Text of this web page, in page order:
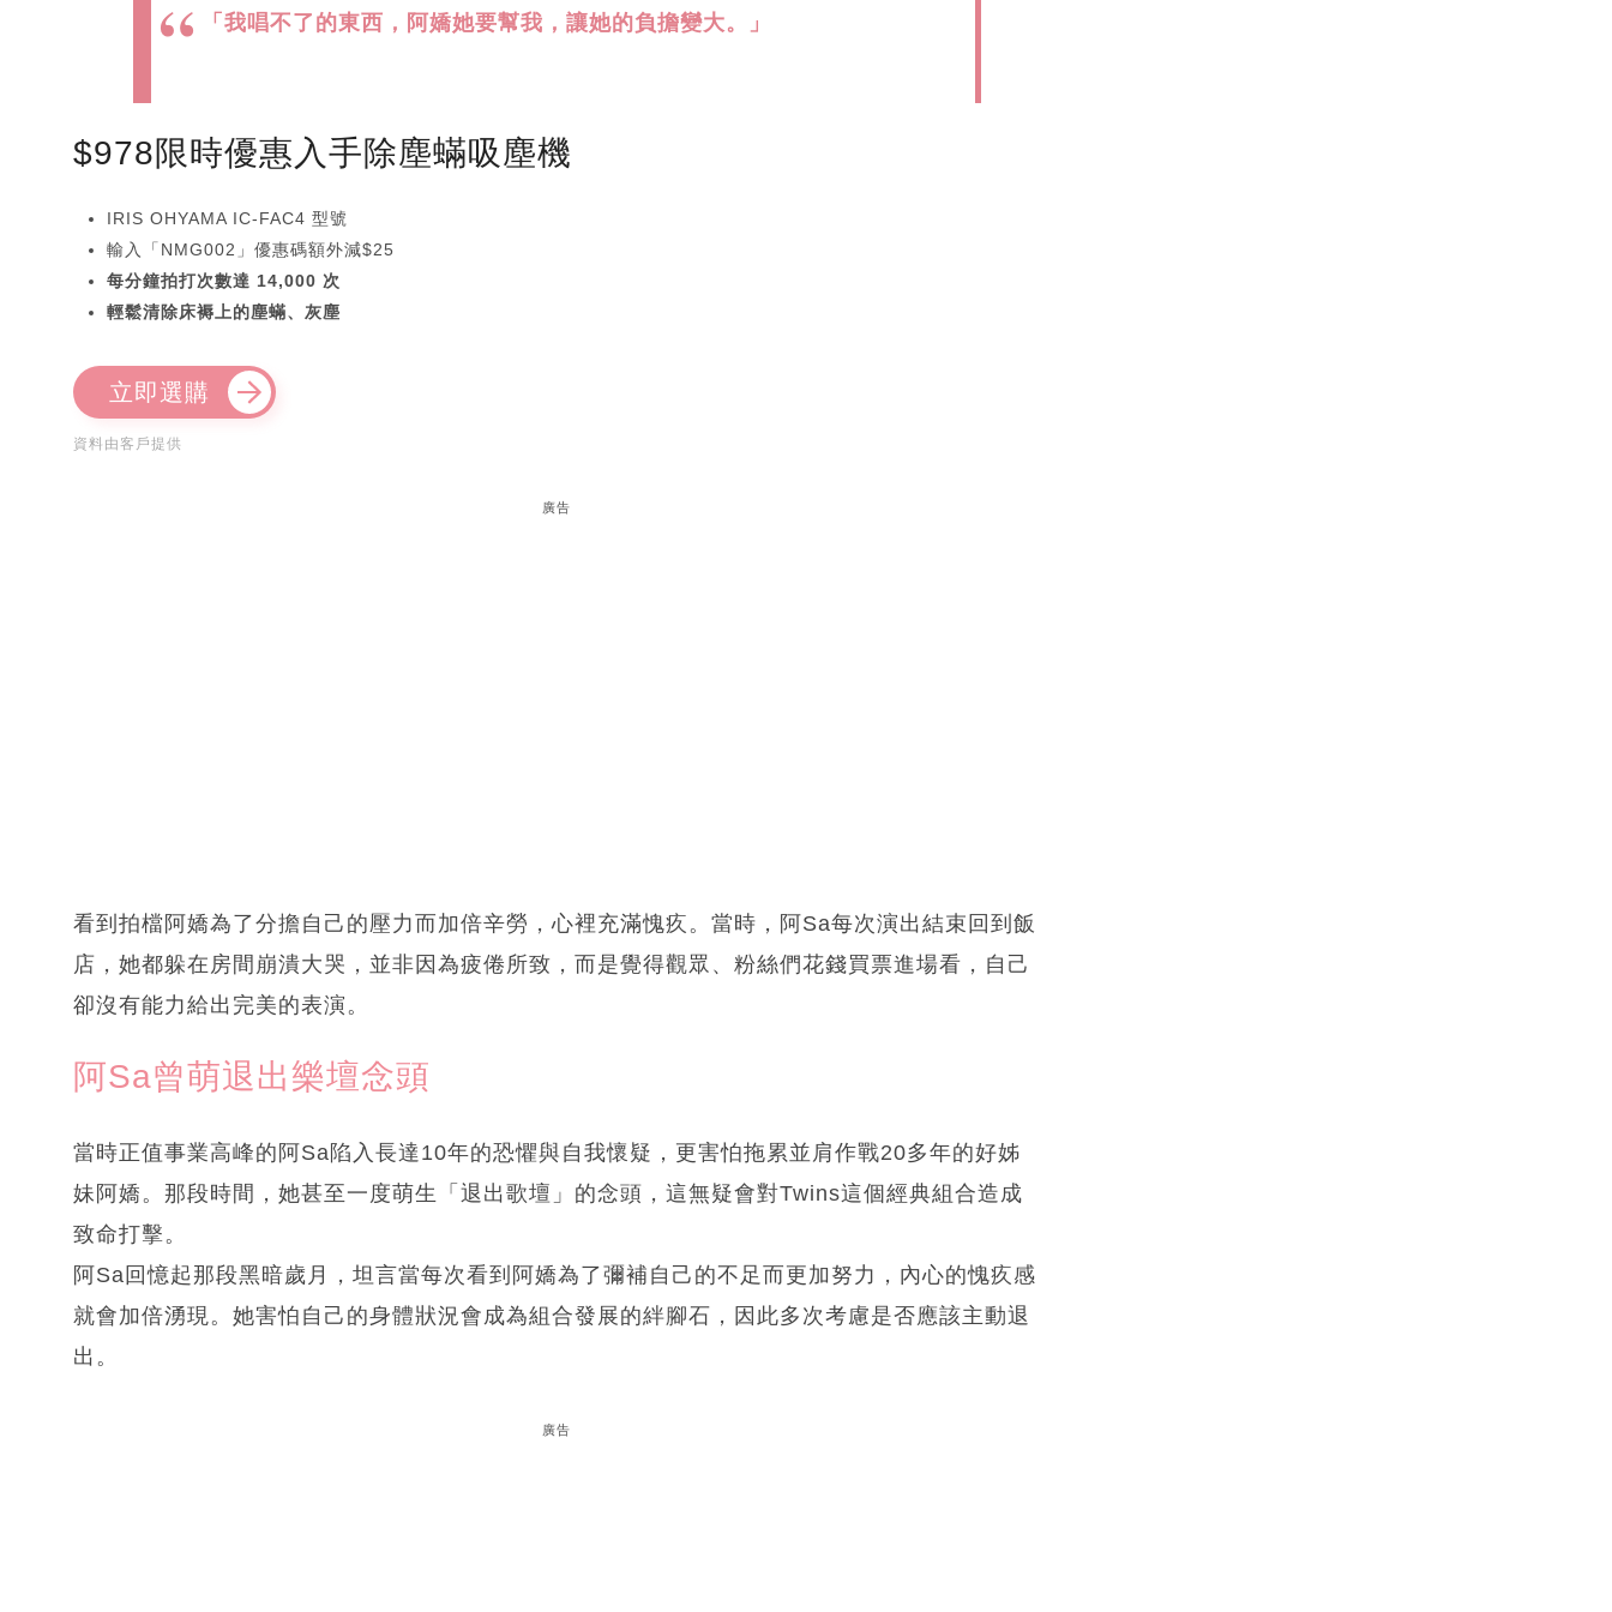
「我唱不了的東西，阿嬌她要幫我，讓她的負擔變大。」
$978限時優惠入手除塵蟎吸塵機
IRIS OHYAMA IC-FAC4 型號
輸入「NMG002」優惠碼額外減$25
每分鐘拍打次數達 14,000 次
輕鬆清除床褥上的塵蟎、灰塵
立即選購
資料由客戶提供
廣告
看到拍檔阿嬌為了分擔自己的壓力而加倍辛勞，心裡充滿愧疚。當時，阿Sa每次演出結束回到飯
店，她都躲在房間崩潰大哭，並非因為疲倦所致，而是覺得觀眾、粉絲們花錢買票進場看，自己
卻沒有能力給出完美的表演。
阿Sa曾萌退出樂壇念頭
當時正值事業高峰的阿Sa陷入長達10年的恐懼與自我懷疑，更害怕拖累並肩作戰20多年的好姊
妹阿嬌。那段時間，她甚至一度萌生「退出歌壇」的念頭，這無疑會對Twins這個經典組合造成
致命打擊。
阿Sa回憶起那段黑暗歲月，坦言當每次看到阿嬌為了彌補自己的不足而更加努力，內心的愧疚感
就會加倍湧現。她害怕自己的身體狀況會成為組合發展的絆腳石，因此多次考慮是否應該主動退
出。
廣告